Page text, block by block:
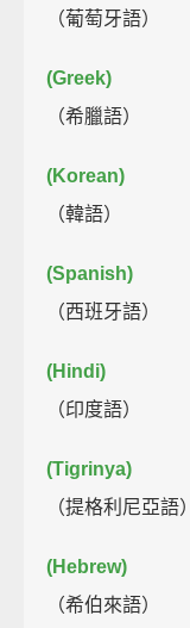
（葡萄牙語）
(Greek)
（希臘語）
(Korean)
（韓語）
(Spanish)
（西班牙語）
(Hindi)
（印度語）
(Tigrinya)
（提格利尼亞語）
(Hebrew)
（希伯來語）